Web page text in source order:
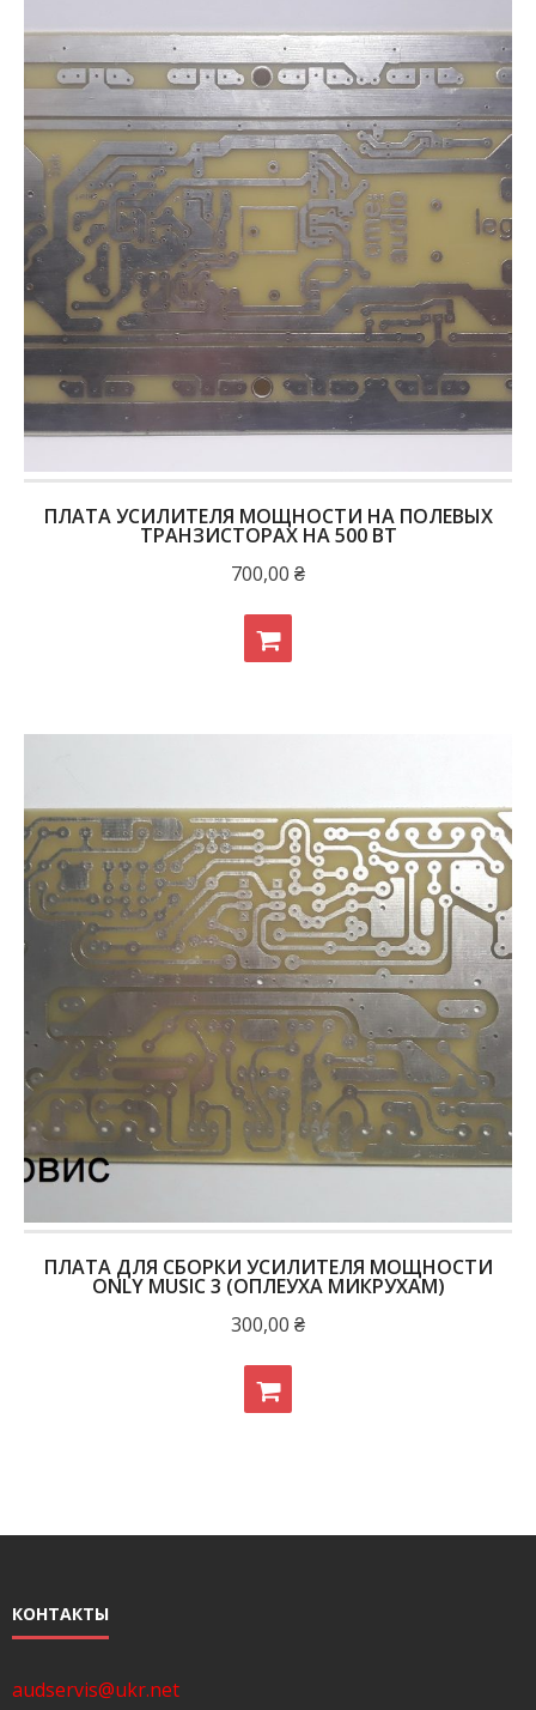
ПЛАТА УСИЛИТЕЛЯ МОЩНОСТИ НА ПОЛЕВЫХ
ТРАНЗИСТОРАХ НА 500 ВТ
700,00 ₴
ПЛАТА ДЛЯ СБОРКИ УСИЛИТЕЛЯ МОЩНОСТИ
ONLY MUSIC 3 (ОПЛЕУХА МИКРУХАМ)
300,00 ₴
КОНТАКТЫ
audservis@ukr.net